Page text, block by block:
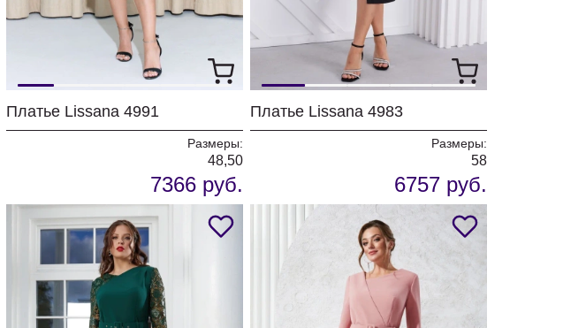
Платье Lissana 4991
Размеры:
48,50
7366 руб.
Платье Lissana 4983
Размеры:
58
6757 руб.